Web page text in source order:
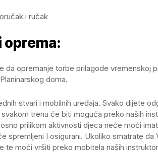
i ručak
oprema:
da opremanje torbe prilagode vremenskoj
doma.
stvari i mobilnih uređaja. Svako dijete
svakom trenu će biti moguća preko naših
prilikom aktivnosti djeca neće moći
spremljeni I osigurani. Ukoliko smatrate
te moći vršiti preko mobitela naših